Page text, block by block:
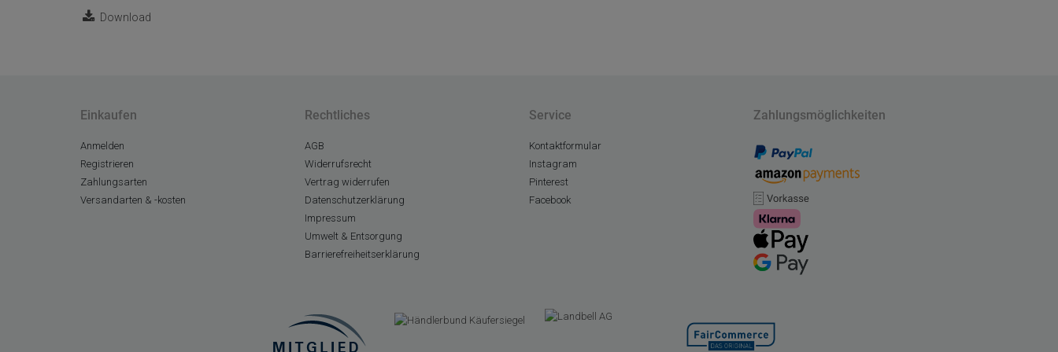
Download
Einkaufen
Anmelden
Registrieren
Zahlungsarten
Versandarten & -kosten
Rechtliches
AGB
Widerrufsrecht
Vertrag widerrufen
Datenschutzerklärung
Impressum
Umwelt & Entsorgung
Barrierefreiheitserklärung
Service
Kontaktformular
Instagram
Pinterest
Facebook
Zahlungsmöglichkeiten